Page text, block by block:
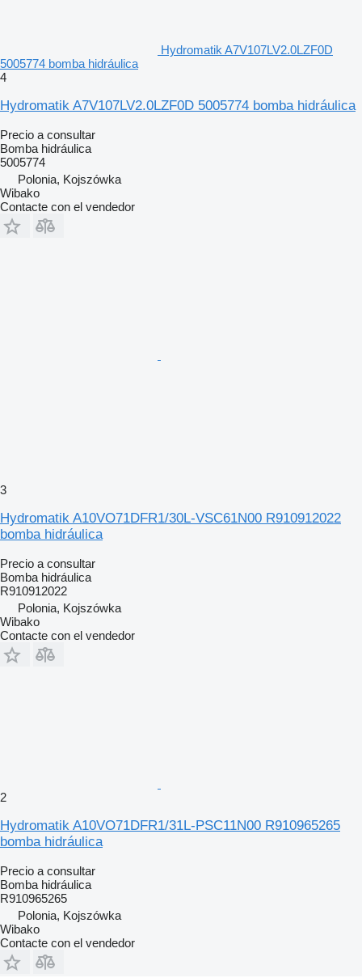
Hydromatik A7V107LV2.0LZF0D
5005774 bomba hidráulica
4
Hydromatik A7V107LV2.0LZF0D 5005774 bomba hidráulica
Precio a consultar
Bomba hidráulica
5005774
Polonia, Kojszówka
Wibako
Contacte con el vendedor
3
Hydromatik A10VO71DFR1/30L-VSC61N00 R910912022
bomba hidráulica
Precio a consultar
Bomba hidráulica
R910912022
Polonia, Kojszówka
Wibako
Contacte con el vendedor
2
Hydromatik A10VO71DFR1/31L-PSC11N00 R910965265
bomba hidráulica
Precio a consultar
Bomba hidráulica
R910965265
Polonia, Kojszówka
Wibako
Contacte con el vendedor